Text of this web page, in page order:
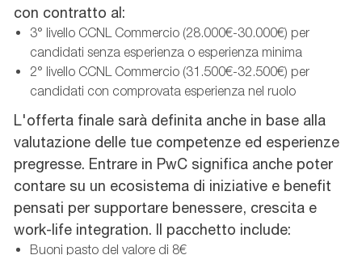
con contratto al:
3° livello CCNL Commercio (28.000€-30.000€) per
candidati senza esperienza o esperienza minima
2° livello CCNL Commercio (31.500€-32.500€) per
candidati con comprovata esperienza nel ruolo
L'offerta finale sarà definita anche in base alla
valutazione delle tue competenze ed esperienze
pregresse. Entrare in PwC significa anche poter
contare su un ecosistema di iniziative e benefit
pensati per supportare benessere, crescita e
work-life integration. Il pacchetto include:
Buoni pasto del valore di 8€